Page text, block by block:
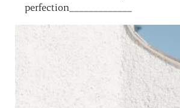
perfection_____________